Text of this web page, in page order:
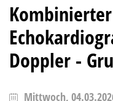
Kombinierter
Doppler -
Mittwoch,